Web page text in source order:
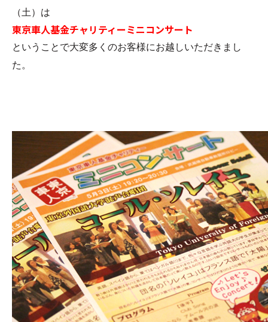
（土）は
東京車人基金チャリティーミニコンサート
ということで大変多くのお客様にお越しいただきまし
た。